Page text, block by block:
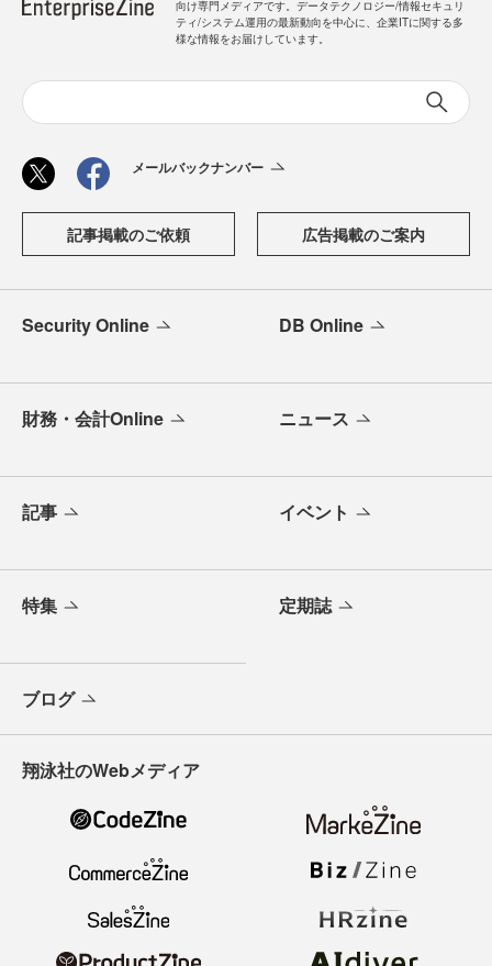
向け専門メディアです。データテクノロジー/情報セキュリ
ティ/システム運用の最新動向を中心に、企業ITに関する多
様な情報をお届けしています。
メールバックナンバー
記事掲載のご依頼 広告掲載のご案内
Security Online DB Online
財務・会計Online ニュース
記事 イベント
特集 定期誌
ブログ
翔泳社のWebメディア